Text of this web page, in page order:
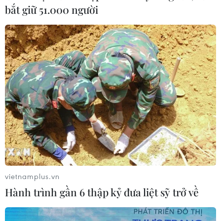
Hội đồng Bảo an đánh giá về mối đe
dọa của IS đối với hòa bình, an ninh
quốc tế
05/08/2026 23:15
Mỹ hoàn trả khoảng 100 tỷ USD thuế
quan sau phán quyết của Tòa án Tối
cao
05/08/2026 22:58
Xem thêm
bắt giữ 51.000 người
vietnamplus.vn
Hành trình gần 6 thập kỷ đưa liệt sỹ trở về